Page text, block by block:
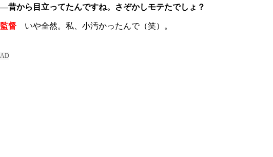
―昔から目立ってたんですね。さぞかしモテたでしょ？
監督 いや全然。私、小汚かったんで（笑）。